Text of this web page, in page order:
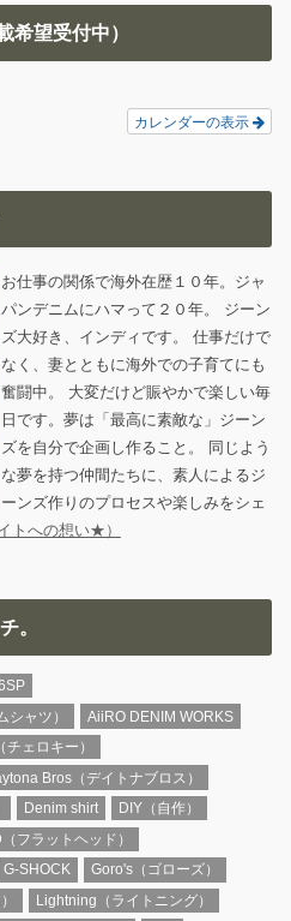
希望受付中）
カレンダーの表示
お仕事の関係で海外在歴１０年。ジャ
パンデニムにハマって２０年。 ジーン
ズ大好き、インディです。 仕事だけで
なく、妻とともに海外での子育てにも
奮闘中。 大変だけど賑やかで楽しい毎
日です。夢は「最高に素敵な」ジーン
ズを自分で企画し作ること。 同じよう
な夢を持つ仲間たちに、素人によるジ
ーンズ作りのプロセスや楽しみをシェ
トへの想い★）
。
ャツ）
AiiRO DENIM WORKS
ェロキー）
Bros（デイトナブロス）
Denim shirt
DIY（自作）
フラットヘッド）
G-SHOCK
Goro's（ゴローズ）
Lightning（ライトニング）